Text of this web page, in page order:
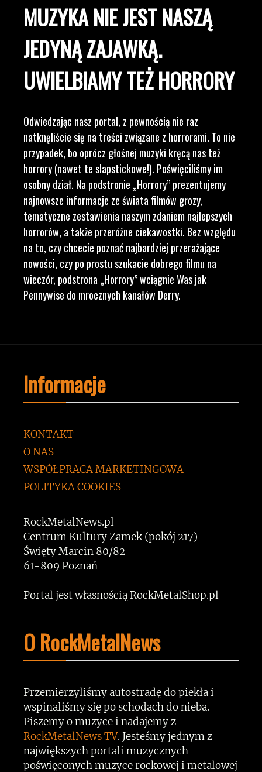
MUZYKA NIE JEST NASZĄ
JEDYNĄ ZAJAWKĄ.
UWIELBIAMY TEŻ HORRORY
Odwiedzając nasz portal, z pewnością nie raz
natknęliście się na treści związane z horrorami. To nie
przypadek, bo oprócz głośnej muzyki kręcą nas też
horrory (nawet te slapstickowe!). Poświęciliśmy im
osobny dział. Na podstronie „Horrory” prezentujemy
najnowsze informacje ze świata filmów grozy,
tematyczne zestawienia naszym zdaniem najlepszych
horrorów, a także przeróżne ciekawostki. Bez względu
na to, czy chcecie poznać najbardziej przerażające
nowości, czy po prostu szukacie dobrego filmu na
wieczór, podstrona „Horrory” wciągnie Was jak
Pennywise do mrocznych kanałów Derry.
Informacje
KONTAKT
O NAS
WSPÓŁPRACA MARKETINGOWA
POLITYKA COOKIES
RockMetalNews.pl
Centrum Kultury Zamek (pokój 217)
Święty Marcin 80/82
61-809 Poznań
Portal jest własnością RockMetalShop.pl
O RockMetalNews
Przemierzyliśmy autostradę do piekła i
wspinaliśmy się po schodach do nieba.
Piszemy o muzyce i nadajemy z
RockMetalNews TV. Jesteśmy jednym z
największych portali muzycznych
poświęconych muzyce rockowej i metalowej